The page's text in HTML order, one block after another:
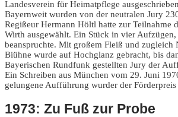
Landesverein für Heimatpflege
Bayernweit wurden von der neutralen Jury
Regißeur Hermann Höltl hatte zur Teilnahme
Wirth ausgewählt. Ein Stück in vier
beanspruchte. Mit großem Fleiß und
Biühne wurde auf Hochglanz gebracht, bis
Bayerischen Rundfunk gestellten Jury der
Ein Schreiben aus München vom 29. Juni
gelungene Aufführung wurder der
1973: Zu Fuß zur Probe